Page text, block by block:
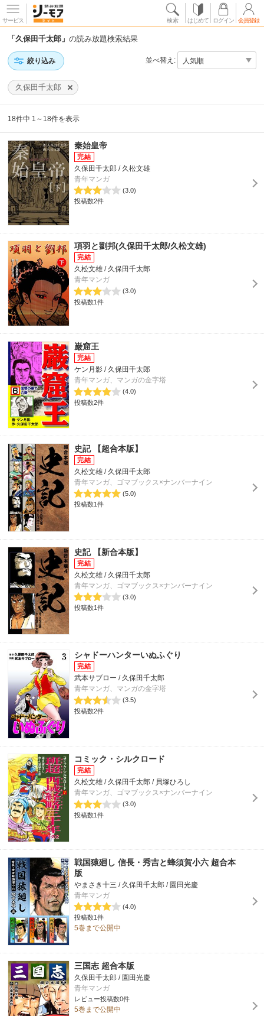
サービス 検索 はじめて ログイン 会員登録
「久保田千太郎」の読み放題検索結果
絞り込み 並べ替え:
久保田千太郎
18件中 1～18件を表示
秦始皇帝
久保田千太郎 / 久松文雄
青年マンガ
(3.0)
投稿数2件
項羽と劉邦(久保田千太郎/久松文雄)
久松文雄 / 久保田千太郎
青年マンガ
(3.0)
投稿数1件
巌窟王
ケン月影 / 久保田千太郎
青年マンガ、マンガの金字塔
(4.0)
投稿数2件
史記 【超合本版】
久松文雄 / 久保田千太郎
青年マンガ、ゴマブックス×ナンバーナイン
(5.0)
投稿数1件
史記 【新合本版】
久松文雄 / 久保田千太郎
青年マンガ、ゴマブックス×ナンバーナイン
(3.0)
投稿数1件
シャドーハンターいぬふぐり
武本サブロー / 久保田千太郎
青年マンガ、マンガの金字塔
(3.5)
投稿数2件
コミック・シルクロード
久松文雄 / 久保田千太郎 / 貝塚ひろし
青年マンガ、ゴマブックス×ナンバーナイン
(3.0)
投稿数1件
戦国猿廻し 信長・秀吉と蜂須賀小六 超合本
版
やまさき十三 / 久保田千太郎 / 園田光慶
青年マンガ
(4.0)
投稿数1件
5巻まで公開中
三国志 超合本版
久保田千太郎 / 園田光慶
青年マンガ
レビュー投稿数0件
5巻まで公開中